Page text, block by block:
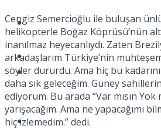
TV
Sinema
Tatil
Spor
Cengiz Semercioğlu ile buluşan
helikopterle Boğaz Köprüsü’nün
inanılmaz heyecanlıydı. Zaten
arkadaşlarım Türkiye’nin
söyler dururdu. Ama hiç bu
daha sık geleceğim. Güney
ediyorum. Bu arada “Var mısın Yok
yarışacağım. Ama ne yapacağımı
hiç izlemedim.” dedi.